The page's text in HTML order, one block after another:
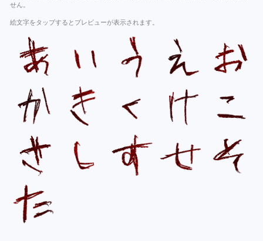
せん。
絵文字をタップするとプレビューが表示されます。